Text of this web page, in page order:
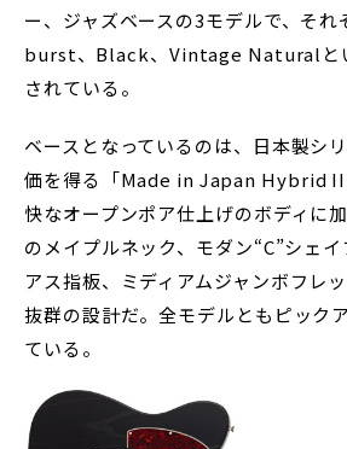
ー、ジャズベースの3モデルで、そ
burst、Black、Vintage Naturalと
されている。
ベースとなっているのは、日本製シ
価を得る「Made in Japan Hybrid II
快なオープンポア仕上げのボディに
のメイプルネック、モダン“C”シェ
アス指板、ミディアムジャンボフレ
抜群の設計だ。全モデルともピック
ている。